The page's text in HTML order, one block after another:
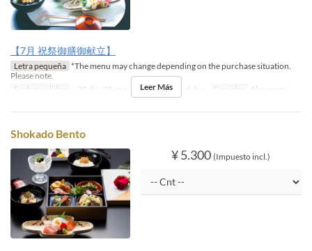
【7月 祝祭御膳御献立】
Letra pequeña *The menu may change depending on the purchase situation.
Please note.
Fechas validas
~ 25 dic, 05 ene 2027 ~ Día s, d, fies Comidas Almuerzo
Leer Más
Shokado Bento
¥ 5.300 (Impuesto incl.)